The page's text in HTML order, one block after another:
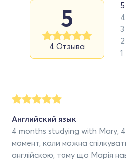
5
4 Отзыва
3
1
Английский язык
4 months studying with Mary, 4
момент, коли можна
англійскою, тому що Марія